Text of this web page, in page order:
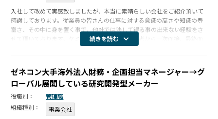
入社して改めて実感致しましたが、本当に素晴らしい会社をご紹介頂いて
感謝しております。従業員の皆さんの仕事に対する意識の高さや知識の豊
富さ、その中に身を置く事で、他社では決して得る事の出来ない経験をさ
せて頂いております。ケミストリー様には書類選考から一次面接、最終面
接とご同席頂いた上で親切丁寧かつ的確なアドバイスを頂戴しました。今
続きを読む
ゼネコン大手海外法人財務・企画担当マネージャー→グ
ローバル展開している研究開発型メーカー
役職別：
管理職
組織種別：
事業会社